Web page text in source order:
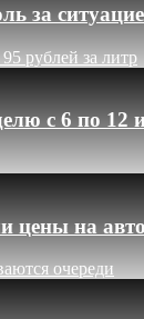
за
рублей за литр
с 6 по 12
цены на
очереди